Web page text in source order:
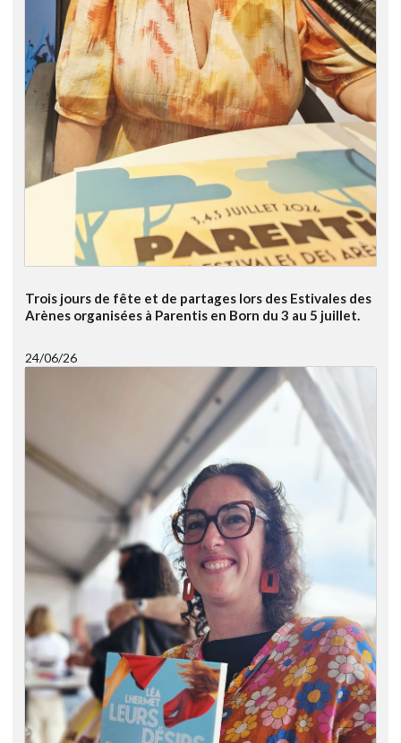
Trois jours de fête et de partages lors des Estivales des
Arènes organisées à Parentis en Born du 3 au 5 juillet.
24/06/26